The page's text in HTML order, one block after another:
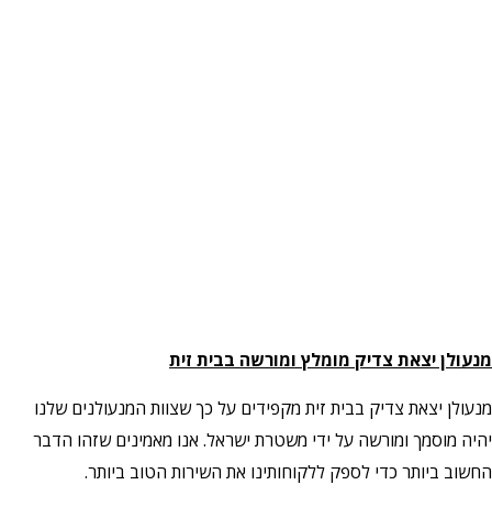
מנעולן יצאת צדיק מומלץ ומורשה בבית זית
מנעולן יצאת צדיק בבית זית מקפידים על כך שצוות המנעולנים שלנו
יהיה מוסמך ומורשה על ידי משטרת ישראל. אנו מאמינים שזהו הדבר
החשוב ביותר כדי לספק ללקוחותינו את השירות הטוב ביותר.